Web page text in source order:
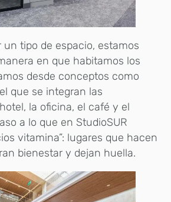
un tipo de espacio, estamos
en que habitamos los
desde conceptos como
que se integran las
la oficina, el café y el
a lo que en StudioSUR
vitamina”: lugares que hacen
bienestar y dejan huella.